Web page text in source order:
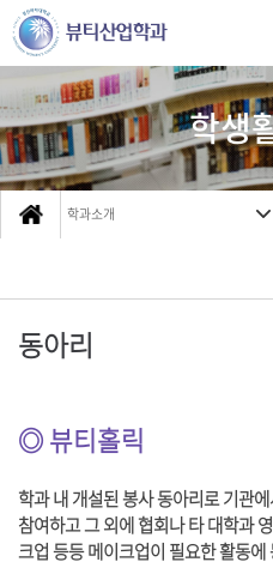
학생
학과소개
동아리
◎뷰티홀릭
학과 내 개설된 봉사 동아리로 기관
참여하고 그 외에 협회나 타 대학과
크업 등등 메이크업이 필요한 활동